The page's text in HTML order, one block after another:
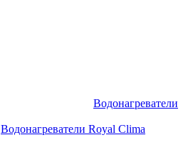
Водонагреватели
Водонагреватели Royal Clima